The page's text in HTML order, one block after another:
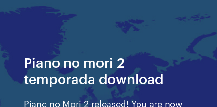
Piano no mori 2
temporada download
Piano no Mori 2 released! You are now